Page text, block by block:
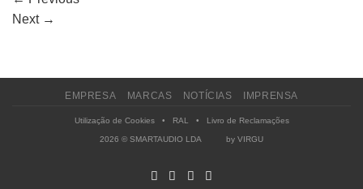
Next →
EMPRESA MARCAS NOTÍCIAS IMPRENSA
Utilização de Cookies• RAL • Livro de Reclamações
2026 © SMARTAUDIO LDA by VIRGU